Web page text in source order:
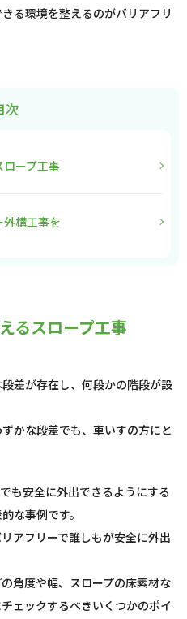
る環境を整えるのがバリアフリ
次
ープ工事
外構工事を
るスロープ工事
差が存在し、何段かの階段が設
かな段差でも、車いすの方にと
も安全に外出できるようにする
な事例です。
アフリーで誰しもが安全に外出
角度や幅、スロープの床素材な
ェックするべきいくつかのポイ